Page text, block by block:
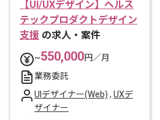
【UI/UXデザイン】ヘルス
テックプロダクトデザイン
支援 の求人・案件
~550,000円／月
業務委託
UIデザイナー(Web) , UXデ
ザイナー